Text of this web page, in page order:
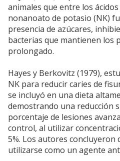
animales que entre los
nonanoato de potasio (NK)
presencia de azúcares,
bacterias que mantienen los
prolongado.
Hayes y Berkovitz (1979),
NK para reducir caries de
se incluyó en una dieta
demostrando una reducción
porcentaje de lesiones
control, al utilizar
5%. Los autores concluyeron
utilizarse como un agente